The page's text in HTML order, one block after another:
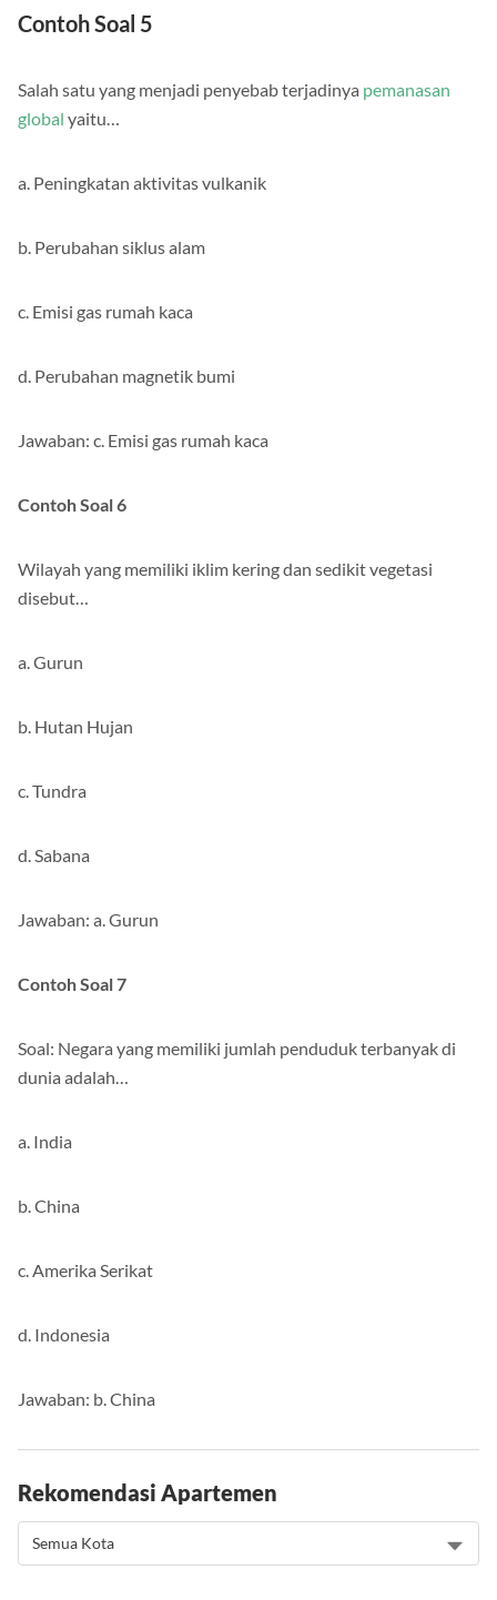
Contoh Soal 5
Salah satu yang menjadi penyebab terjadinya pemanasan
global yaitu…
a. Peningkatan aktivitas vulkanik
b. Perubahan siklus alam
c. Emisi gas rumah kaca
d. Perubahan magnetik bumi
Jawaban: c. Emisi gas rumah kaca
Contoh Soal 6
Wilayah yang memiliki iklim kering dan sedikit vegetasi
disebut…
a. Gurun
b. Hutan Hujan
c. Tundra
d. Sabana
Jawaban: a. Gurun
Contoh Soal 7
Soal: Negara yang memiliki jumlah penduduk terbanyak di
dunia adalah…
a. India
b. China
c. Amerika Serikat
d. Indonesia
Jawaban: b. China
Rekomendasi Apartemen